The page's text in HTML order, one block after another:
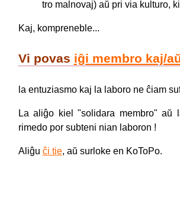
tro malnovaj) aŭ pri via kulturo,
Kaj, kompreneble...
Vi povas iĝi membro kaj/
la entuziasmo kaj la laboro ne ĉiam
La aliĝo kiel "solidara membro" aŭ
rimedo por subteni nian laboron !
Aliĝu ĉi tie, aŭ surloke en KoToPo.